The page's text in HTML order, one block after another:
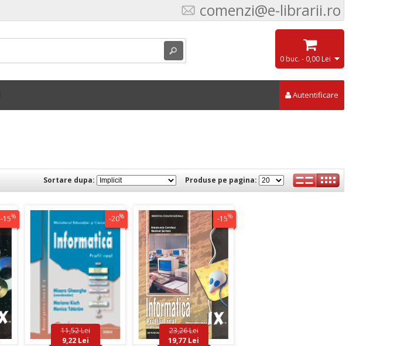
comenzi@e-librarii.ro
0 buc. - 0,00 Lei
Autentificare
Produse pe pagina:
Sortare dupa:
-15% -20%
11,52 Lei
9,22 Lei
-15%
23,26 Lei
19,77 Lei